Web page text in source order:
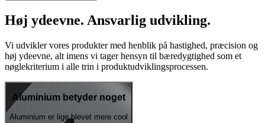
Høj ydeevne. Ansvarlig udvikling.
Vi udvikler vores produkter med henblik på hastighed, præcision og
høj ydeevne, alt imens vi tager hensyn til bæredygtighed som et
nøglekriterium i alle trin i produktudviklingsprocessen.
Aluminium betyder noget
Aluminium er lige blevet mere cool